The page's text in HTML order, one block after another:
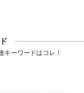
キーワードはコレ！